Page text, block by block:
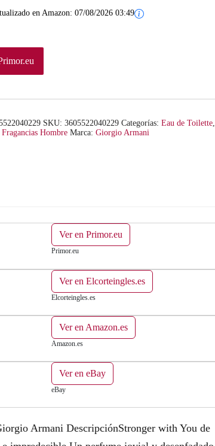
o
i
n
r
.
a
l
3
9
9
€
en Amazon: 07/08/2026 03:49
SKU: 3605522040229 Categorías: Eau de Toilette,
Fragancias Hombre Marca: Giorgio Armani
Ver en Primor.eu
Primor.eu
Ver en Elcorteingles.es
Elcorteingles.es
Ver en Amazon.es
Amazon.es
Ver en eBay
eBay
Armani DescripciónStronger with You de